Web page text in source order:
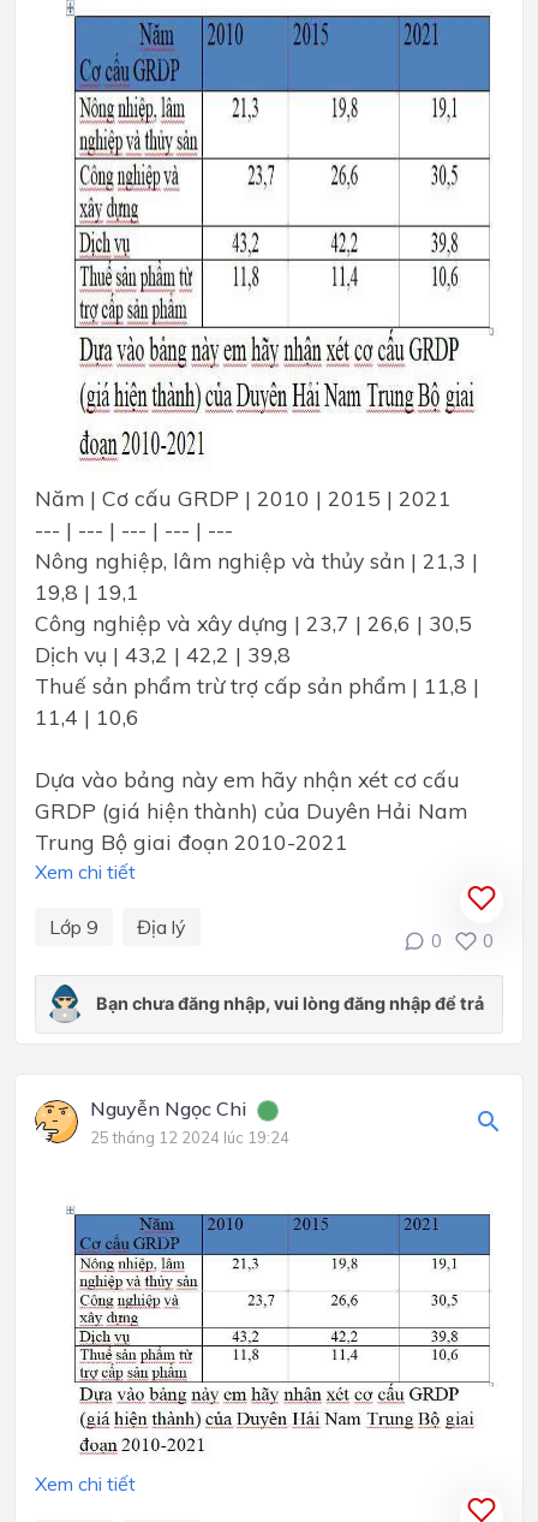
Năm | Cơ cấu GRDP | 2010 | 2015 | 2021
--- | --- | --- | --- | ---
Nông nghiệp, lâm nghiệp và thủy sản | 21,3 |
19,8 | 19,1
Công nghiệp và xây dựng | 23,7 | 26,6 | 30,5
Dịch vụ | 43,2 | 42,2 | 39,8
Thuế sản phẩm trừ trợ cấp sản phẩm | 11,8 |
11,4 | 10,6
Dựa vào bảng này em hãy nhận xét cơ cấu
GRDP (giá hiện thành) của Duyên Hải Nam
Trung Bộ giai đoạn 2010-2021
Xem chi tiết
Lớp 9 Địa lý
0 0
Nguyễn Ngọc Chi
25 tháng 12 2024 lúc 19:24
Xem chi tiết